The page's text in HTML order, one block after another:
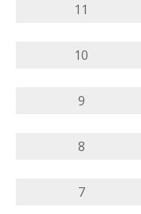
11
10
9
8
7